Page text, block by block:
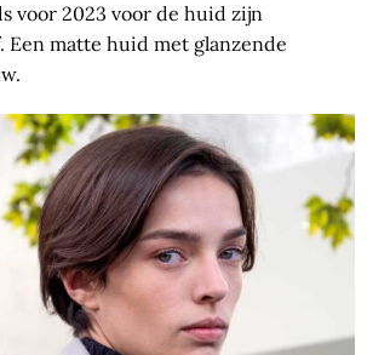
voor 2023 voor de huid zijn
Een matte huid met glanzende